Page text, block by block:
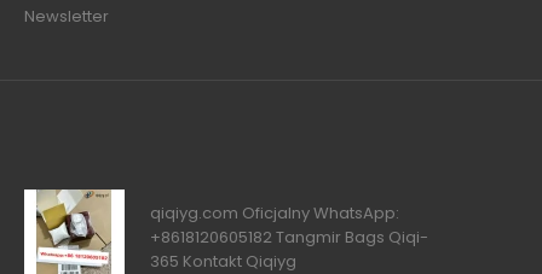
Newsletter
qiqiyg.com Oficjalny WhatsApp:
+8618120605182 Tangmir Bags Qiqi-
365 Kontakt Qiqiyg